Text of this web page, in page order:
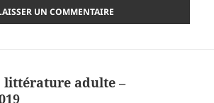
littérature adulte –